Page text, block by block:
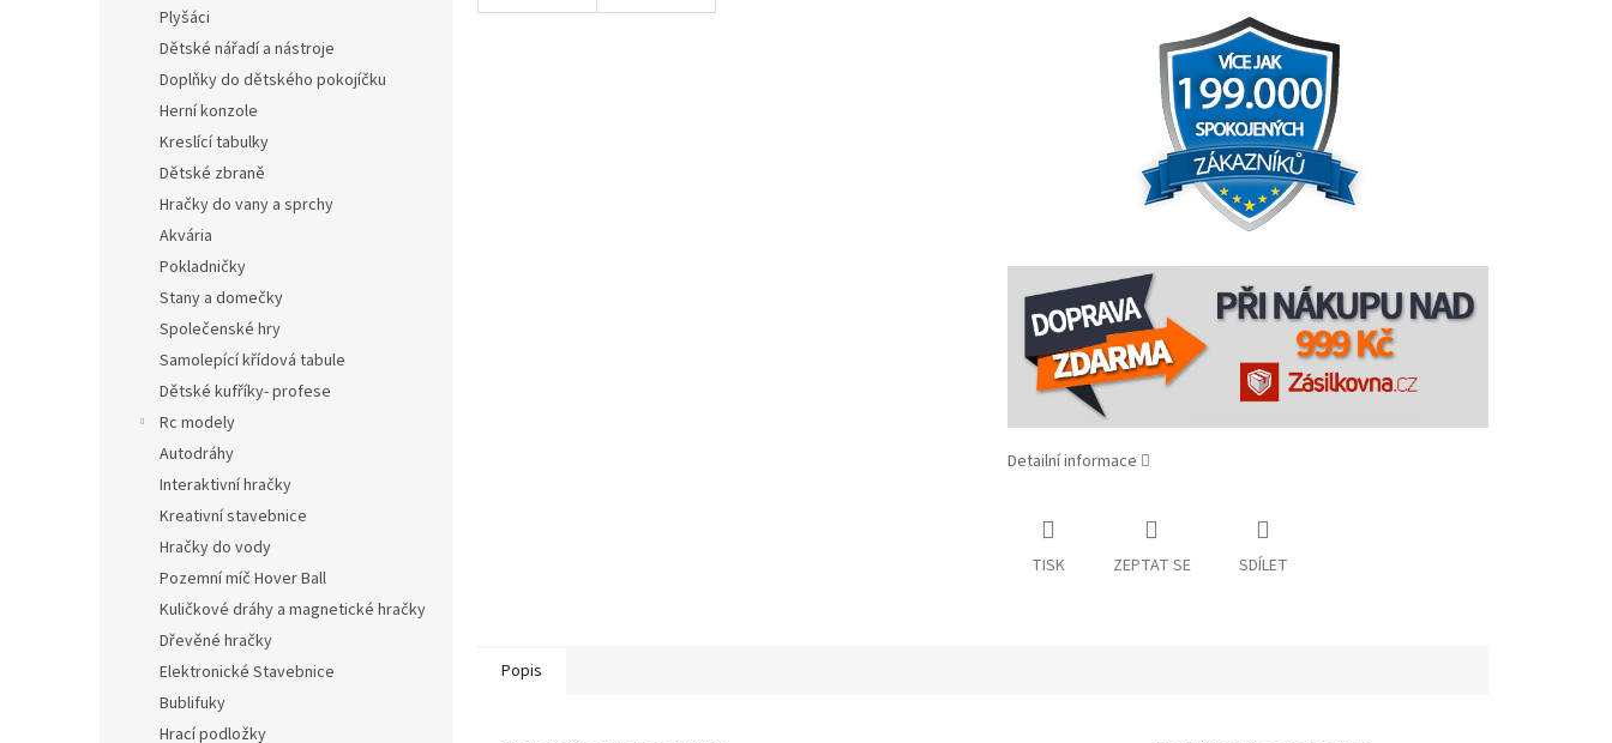
Plyšáci
Dětské nářadí a nástroje
Doplňky do dětského pokojíčku
Herní konzole
Kreslící tabulky
Dětské zbraně
Hračky do vany a sprchy
Akvária
Pokladničky
Stany a domečky
Společenské hry
Samolepící křídová tabule
Dětské kufříky- profese
Rc modely
Autodráhy
Interaktivní hračky
Kreativní stavebnice
Hračky do vody
Pozemní míč Hover Ball
Kuličkové dráhy a magnetické hračky
Dřevěné hračky
Elektronické Stavebnice
Bublifuky
Hrací podložky
Detailní informace
TISK ZEPTAT SE SDÍLET
Popis